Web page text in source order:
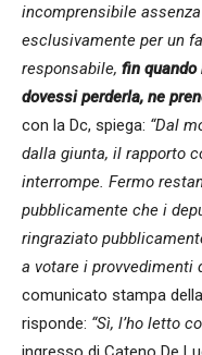
incomprensibile
esclusivamente per un
responsabile, fin quando
dovessi perderla, ne
con la Dc, spiega: “Dal
dalla giunta, il rapporto
interrompe. Fermo
pubblicamente che i
ringraziato
a votare i provvedimenti
comunicato stampa
risponde: “Sì, l’ho letto